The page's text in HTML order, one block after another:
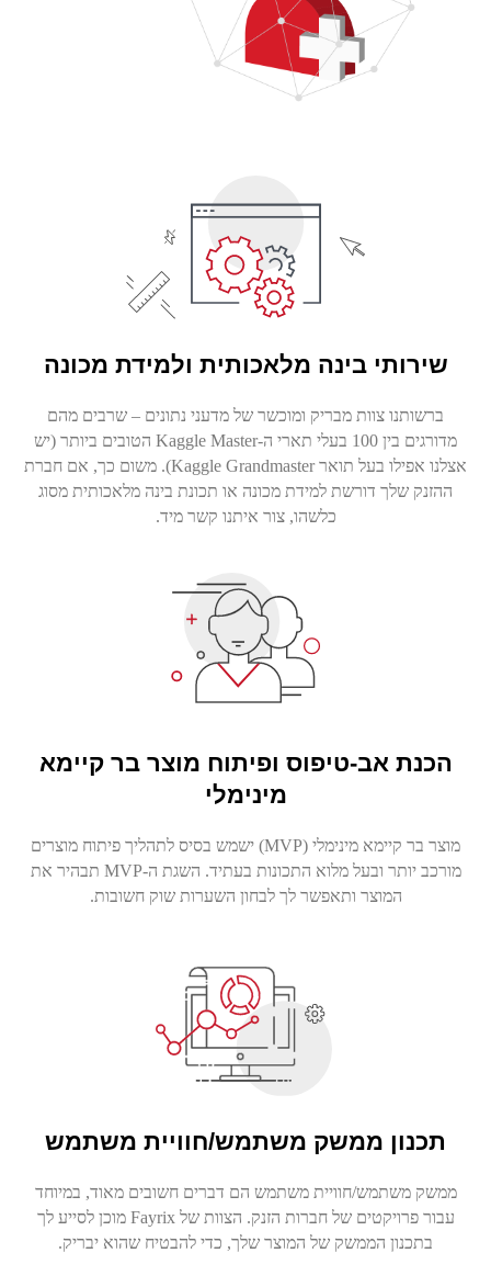
שירותי בינה מלאכותית ולמידת מכונה
ברשותנו צוות מבריק ומוכשר של מדעני נתונים – שרבים מהם
מדורגים בין 100 בעלי תארי ה-Kaggle Master הטובים ביותר (יש
אצלנו אפילו בעל תואר Kaggle Grandmaster). משום כך, אם חברת
ההזנק שלך דורשת למידת מכונה או תכונת בינה מלאכותית מסוג
כלשהו, צור איתנו קשר מיד.
הכנת אב-טיפוס ופיתוח מוצר בר קיימא
מינימלי
מוצר בר קיימא מינימלי (MVP) ישמש בסיס לתהליך פיתוח מוצרים
מורכב יותר ובעל מלוא התכונות בעתיד. השגת ה-MVP תבהיר את
המוצר ותאפשר לך לבחון השערות שוק חשובות.
תכנון ממשק משתמש/חוויית משתמש
ממשק משתמש/חוויית משתמש הם דברים חשובים מאוד, במיוחד
עבור פרויקטים של חברות הזנק. הצוות של Fayrix מוכן לסייע לך
בתכנון הממשק של המוצר שלך, כדי להבטיח שהוא יבריק.